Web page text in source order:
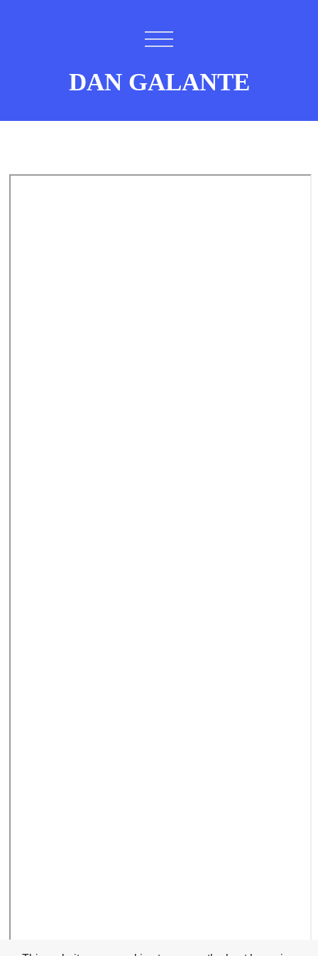
DAN GALANTE